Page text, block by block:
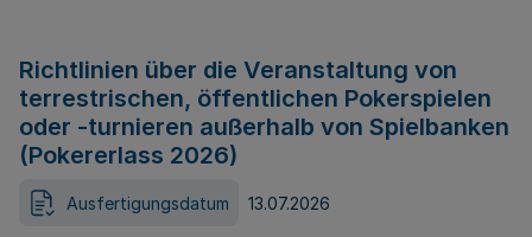
Richtlinien über die Veranstaltung von
terrestrischen, öffentlichen Pokerspielen
oder -turnieren außerhalb von Spielbanken
(Pokererlass 2026)
Ausfertigungsdatum 13.07.2026